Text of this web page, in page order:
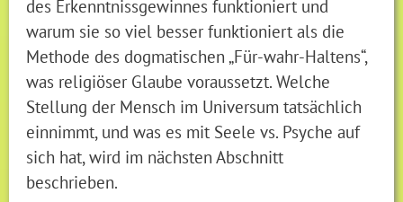
des Erkenntnissgewinnes funktioniert und
warum sie so viel besser funktioniert als die
Methode des dogmatischen „Für-wahr-Haltens“,
was religiöser Glaube voraussetzt. Welche
Stellung der Mensch im Universum tatsächlich
einnimmt, und was es mit Seele vs. Psyche auf
sich hat, wird im nächsten Abschnitt
beschrieben.